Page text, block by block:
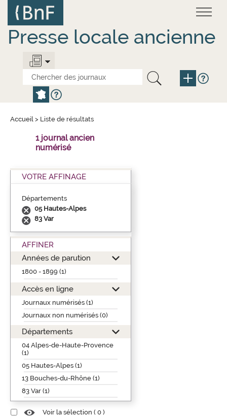
contenu
principal
Presse locale ancienne
Accueil > Liste de résultats
1 journal ancien
numérisé
VOTRE AFFINAGE
Départements
05 Hautes-Alpes
83 Var
AFFINER
Années de parution
1800 - 1899 (1)
Accès en ligne
Journaux numérisés (1)
Journaux non numérisés (0)
Départements
04 Alpes-de-Haute-Provence
(1)
05 Hautes-Alpes (1)
13 Bouches-du-Rhône (1)
83 Var (1)
Voir la sélection ( 0 )
Panneau de gestion des cookies